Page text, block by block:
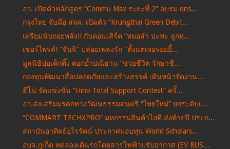
อว. เปิดตัวหลักสูตร “Commu Max ระยะที่ 2” อบรม ons...
กรุงไทย จับมือ สจล. เปิดตัว “Krungthai Green Debit...
เตรียมนับถอยหลัง!! กับคอนเสิร์ต “หมอลำ ปะทะ ลูกทุ่...
เซอร์ไพรส์! "จันจิ" ปล่อยเพลงรัก "ตั้งแต่เจอรอยยิ้...
มูลนิธิป่อเต็กตึ๊ง ตอกย้ำปณิธาน “ช่วยชีวิต รักษาชี...
กองทุนพัฒนาสื่อปลอดภัยและสร้างสรรค์ เดินหน้าจัดงาน...
ฮีโน่ จัดแข่งขัน “Hino Total Support Contest” ครั้...
อว.ส่งเสริมมรดกทางวัฒนธรรมดนตรี “ไทยใหม่” ยกระดับเ...
“COMMART TECHXPRO” มหกรรมสินค้าไอที ส่งท้ายปี ประก...
สถาบันอาทิตย์อุไรรัตน์ ประกาศมอบทุน World Scholars...
อบจ.ภูเก็ต ทดลองเดินรถโดยสารไฟฟ้าปรับอากาศ (EV BUS...